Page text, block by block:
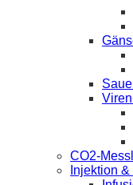
CO2-
Injektion